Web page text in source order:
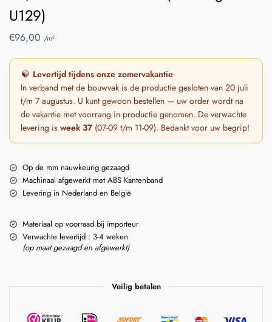
U129)
€96,00 /m²
Levertijd tijdens onze zomervakantie
In verband met de bouwvak is de productie gesloten van 20 juli
t/m 7 augustus. U kunt gewoon bestellen — uw order wordt na
de vakantie met voorrang in productie genomen. De verwachte
levering is week 37 (07-09 t/m 11-09). Bedankt voor uw begrip!
Op de mm nauwkeurig gezaagd
Machinaal afgewerkt met ABS Kantenband
Levering in Nederland en België
Materiaal op voorraad bij importeur
Verwachte levertijd : 3-4 weken
(op maat gezaagd en afgewerkt)
Veilig betalen